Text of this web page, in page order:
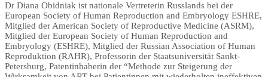
Dr Diana Obidniak ist nationale Vertreterin Russlands bei der
European Society of Human Reproduction and Embryology ESHRE,
Mitglied der American Society of Reproductive Medicine (ASRM),
Mitglied der European Society of Human Reproduction and
Embryology (ESHRE), Mitglied der Russian Association of Human
Reproduktion (RAHR), Professorin der Staatsuniversität Sankt-
Petersburg, Patentinhaberin der “Methode zur Steigerung der